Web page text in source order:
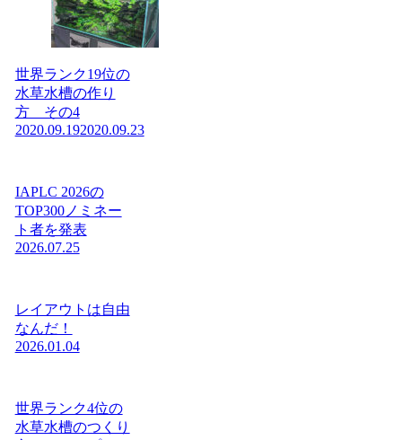
世界ランク19位の
水草水槽の作り
方 その4
2020.09.192020.09.23
IAPLC 2026の
TOP300ノミネー
ト者を発表
2026.07.25
レイアウトは自由
なんだ！
2026.01.04
世界ランク4位の
水草水槽のつくり